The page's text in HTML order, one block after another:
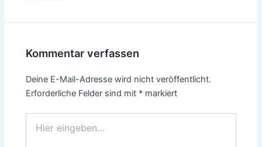
Kommentar verfassen
Deine E-Mail-Adresse wird nicht veröffentlicht.
Erforderliche Felder sind mit * markiert
eingeben…